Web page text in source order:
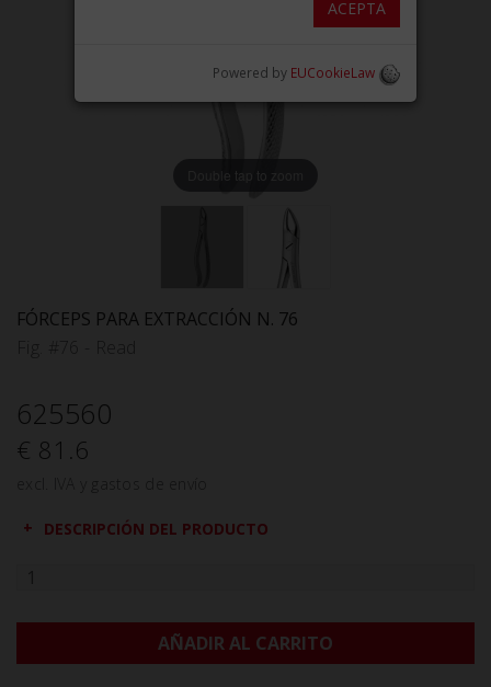
Double tap to zoom
FÓRCEPS PARA EXTRACCIÓN N. 76
625560
€ 81.6
DESCRIPCIÓN DEL PRODUCTO
AÑADIR AL CARRITO
ACEPTA
Powered by EUCookieLaw